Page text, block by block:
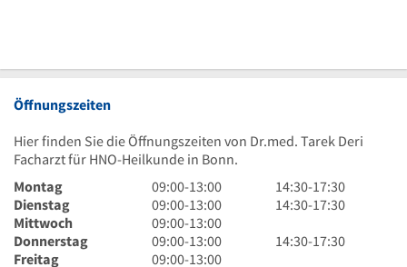
Öffnungszeiten
Hier finden Sie die Öffnungszeiten von Dr.med. Tarek Deri
Facharzt für HNO-Heilkunde in Bonn.
Montag
9
Uhr
bis
13
Uhr
09:00-13:00
14
Uhr
bis
14:30-17:30
Dienstag
9
Uhr
bis
13
09:00-13:00
14
30
14:30-17:30
Mittwoch
9
Uhr
bis
09:00-13:00
Donnerstag
9
Uhr
09:00-13:00
14
14:30-17:30
Freitag
9
09:00-13:00